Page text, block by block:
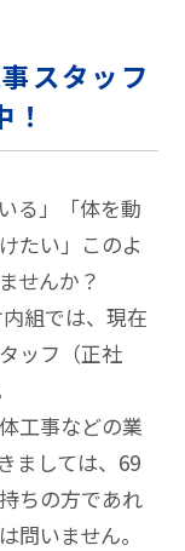
スタッフ
る」「体を動
たい」このよ
せんか？
組では、現在
ッフ（正社
工事などの業
ましては、69
ちの方であれ
問いません。